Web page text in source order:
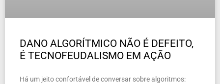
DANO ALGORÍTMICO NÃO É DEFEITO,
É TECNOFEUDALISMO EM AÇÃO
Há um jeito confortável de conversar sobre algoritmos: